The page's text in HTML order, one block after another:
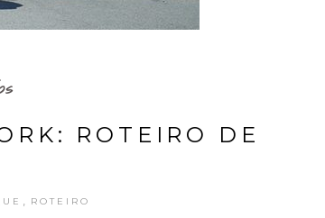
ROTEIRO DE
ROTEIRO